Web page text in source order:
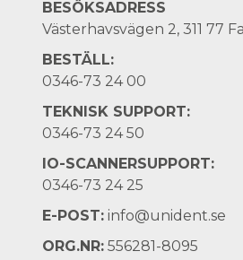
BESÖKSADRESS
Västerhavsvägen 2, 311 77
BESTÄLL:
0346-73 24 00
TEKNISK SUPPORT:
0346-73 24 50
IO-SCANNERSUPPORT:
0346-73 24 25
E-POST: info@unident.se
ORG.NR: 556281-8095